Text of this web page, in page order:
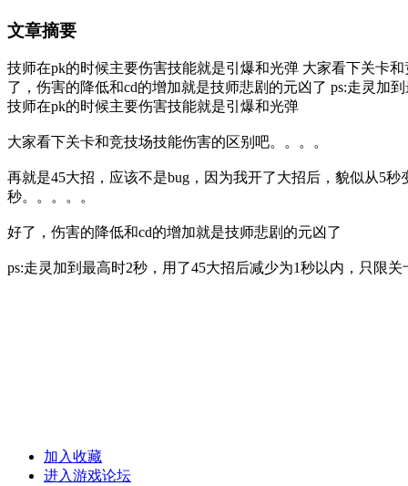
文章摘要
技师在pk的时候主要伤害技能就是引爆和光弹 大家看下关卡
了，伤害的降低和cd的增加就是技师悲剧的元凶了 ps:走灵加
技师在pk的时候主要伤害技能就是引爆和光弹
大家看下关卡和竞技场技能伤害的区别吧。。。。
再就是45大招，应该不是bug，因为我开了大招后，貌似从5秒
秒。。。。。
好了，伤害的降低和cd的增加就是技师悲剧的元凶了
ps:走灵加到最高时2秒，用了45大招后减少为1秒以内，只限关
加入收藏
进入游戏论坛